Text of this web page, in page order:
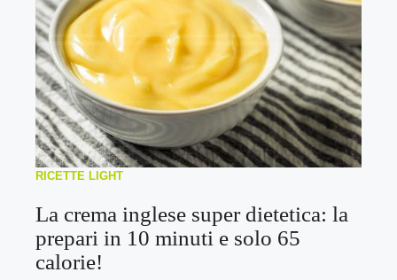
RICETTE LIGHT
La crema inglese super dietetica: la
prepari in 10 minuti e solo 65
calorie!